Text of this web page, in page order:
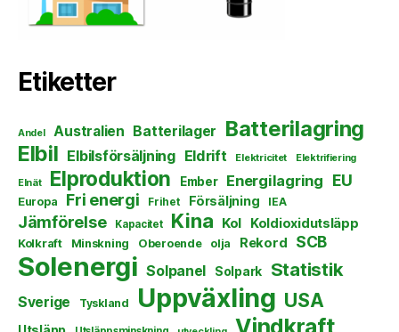
Etiketter
Andel Australien Batterilager Batterilagring
Elbil Elbilsförsäljning Eldrift Elektricitet Elektrifiering
Elnät Elproduktion Ember Energilagring EU
Europa Fri energi Frihet Försäljning IEA
Jämförelse Kapacitet Kina Kol Koldioxidutsläpp
Kolkraft Minskning Oberoende olja Rekord SCB
Solenergi Solpanel Solpark Statistik
Sverige Tyskland Uppväxling USA
Vindkraft